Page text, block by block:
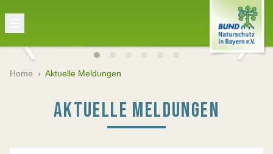
Home › Aktuelle Meldungen
AKTUELLE MELDUNGEN